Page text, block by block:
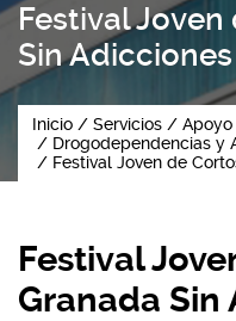
Festival
Sin Adicciones
Inicio Servicios
Apoyo
Drogodependencias y
Festival Joven de
Festival
Granada Sin